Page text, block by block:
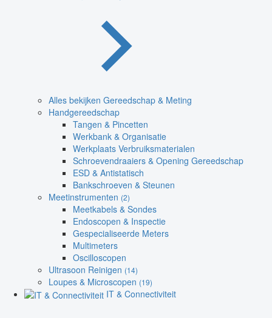
Alles bekijken Gereedschap & Meting
Handgereedschap
Tangen & Pincetten
Werkbank & Organisatie
Werkplaats Verbruiksmaterialen
Schroevendraaiers & Opening Gereedschap
ESD & Antistatisch
Bankschroeven & Steunen
Meetinstrumenten (2)
Meetkabels & Sondes
Endoscopen & Inspectie
Gespecialiseerde Meters
Multimeters
Oscilloscopen
Ultrasoon Reinigen (14)
Loupes & Microscopen (19)
IT & Connectiviteit